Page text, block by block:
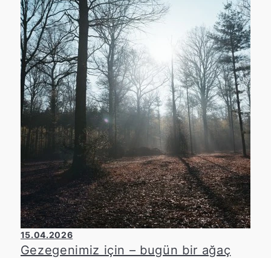
15.04.2026
Gezegenimiz için – bugün bir ağaç